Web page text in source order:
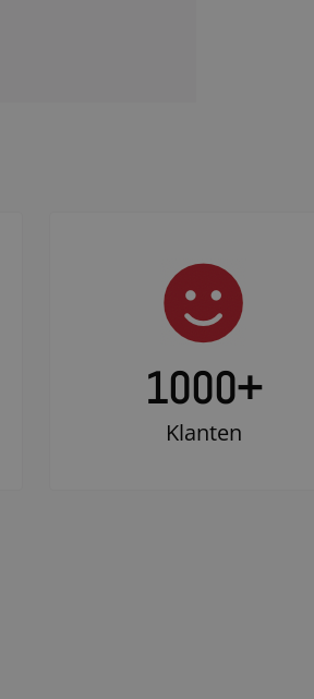
1000+
Klanten